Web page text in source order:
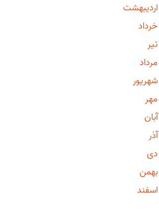
اردیبهشت
خرداد
تیر
مرداد
شهریور
مهر
آبان
آذر
دی
بهمن
اسفند